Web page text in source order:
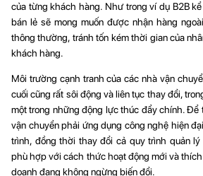
của từng khách hàng. Như trong ví dụ B2B
bán lẻ sẽ mong muốn được nhận hàng
thông thường, tránh tốn kém thời gian của
khách hàng.
Môi trường cạnh tranh của các nhà vận
cuối cũng rất sôi động và liên tục thay đổi,
một trong những động lực thúc đẩy chính. Để
vận chuyển phải ứng dụng công nghệ hiện
trình, đồng thời thay đổi cả quy trình quản
phù hợp với cách thức hoạt động mới và
doanh đang không ngừng biến đổi.